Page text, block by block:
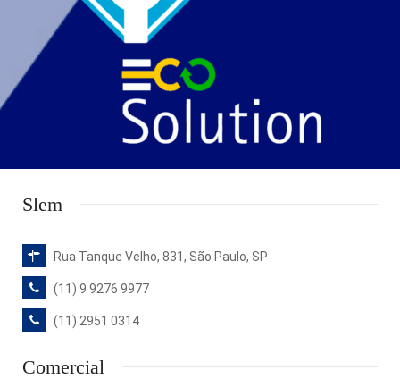
Slem
Rua Tanque Velho, 831, São Paulo, SP
(11) 9 9276 9977
(11) 2951 0314
Comercial